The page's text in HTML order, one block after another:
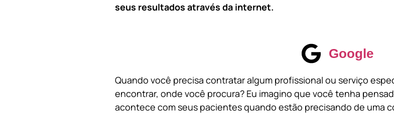
seus resultados através da internet.
Google
Quando você precisa contratar algum profissional ou serviço
encontrar, onde você procura? Eu imagino que você tenha
acontece com seus pacientes quando estão precisando de uma